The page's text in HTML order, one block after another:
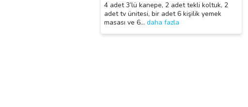
4 adet 3’lü kanepe, 2 adet tekli koltuk, 2
adet tv ünitesi, bir adet 6 kişilik yemek
masası ve 6… daha fazla